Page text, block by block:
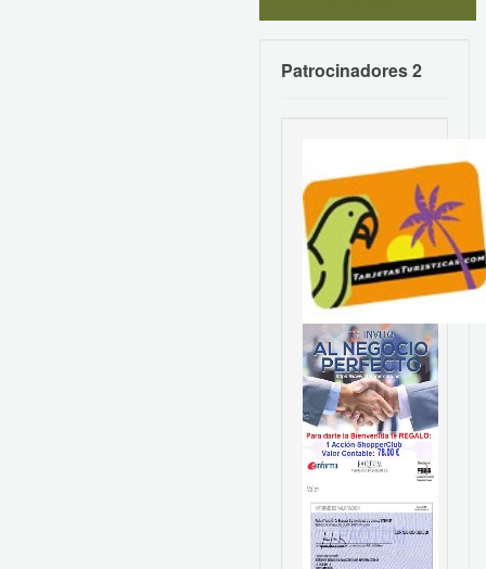
Patrocinadores 2